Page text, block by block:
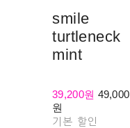
smile
turtleneck
mint
39,200원 49,000
원
기본 할인